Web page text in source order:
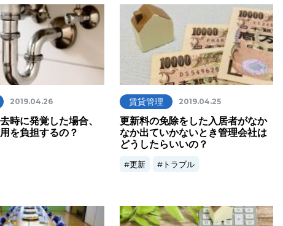
2019.04.26
時に発覚した場合、
を負担するの？
賃貸管理 2019.04.25
更新料の免除をした入居者がなか
なか出ていかないとき管理会社は
どうしたらいいの？
更新 トラブル